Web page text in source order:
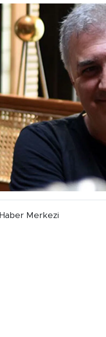
Haber Merkezi